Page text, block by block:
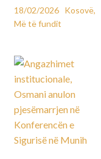
18/02/2026 Kosovë,
Më të fundit